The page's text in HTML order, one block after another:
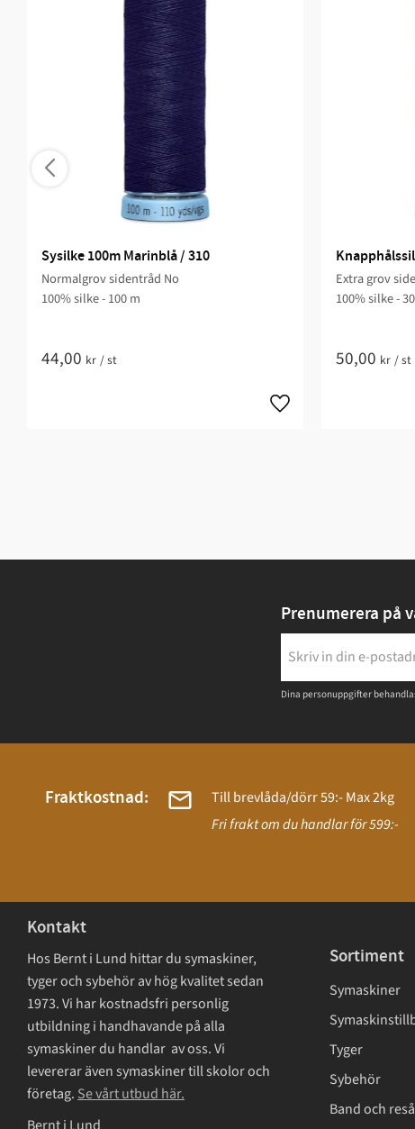
Sysilke 100m Marinblå / 310
Normalgrov sidentråd No
100% silke - 100 m
44,00 kr /st
Extra grov
100% silke -
50,00 kr /st
Prenumerera på
Dina personuppgifter
Fraktkostnad:
Till brevlåda/dörr 59:- Max 2kg
Fri frakt om du handlar för 599:-
Kontakt
Hos Bernt i Lund hittar du symaskiner,
tyger och sybehör av hög kvalitet sedan
1973. Vi har kostnadsfri personlig
utbildning i handhavande på alla
symaskiner du handlar av oss. Vi
levererar även symaskiner till skolor och
företag. Se vårt utbud här.
Sortiment
Symaskiner
Tyger
Sybehör
Band och